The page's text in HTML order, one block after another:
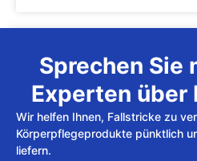
Sprechen Sie
Experten über
Wir helfen Ihnen, Fallstricke zu
Körperpflegeprodukte pünktlich
liefern.